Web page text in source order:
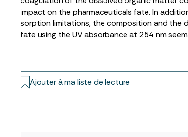
impact on the pharmaceuticals fate. In
sorption limitations, the composition and the
fate using the UV absorbance at 254 nm
Ajouter à ma liste de lecture